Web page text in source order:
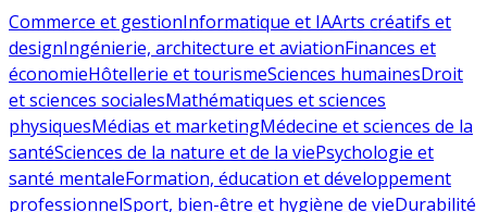
Commerce et gestionInformatique et IAArts créatifs et
designIngénierie, architecture et aviationFinances et
économieHôtellerie et tourismeSciences humainesDroit
et sciences socialesMathématiques et sciences
physiquesMédias et marketingMédecine et sciences de la
santéSciences de la nature et de la viePsychologie et
santé mentaleFormation, éducation et développement
professionnelSport, bien-être et hygiène de vieDurabilité